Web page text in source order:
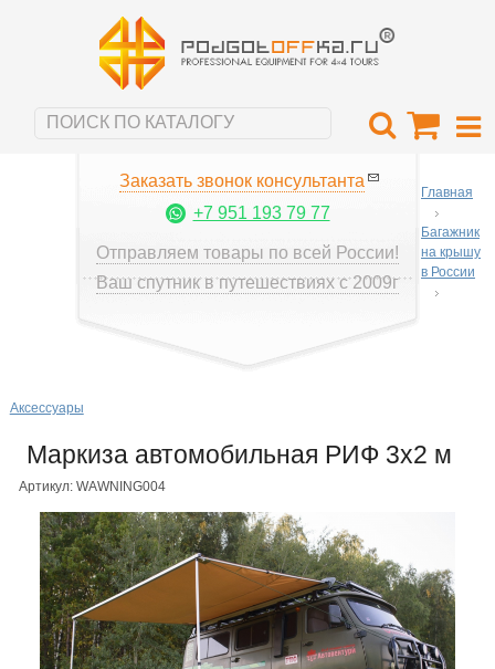
Заказать звонок консультанта
+7 951 193 79 77
Отправляем товары по всей России!
Ваш спутник в путешествиях с 2009г
Главная
Багажник
на крышу
в России
Аксессуары
Маркиза автомобильная РИФ 3х2 м
Артикул: WAWNING004